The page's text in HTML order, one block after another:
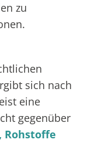
zu
sich nach
eine
gegenüber
Rohstoffe